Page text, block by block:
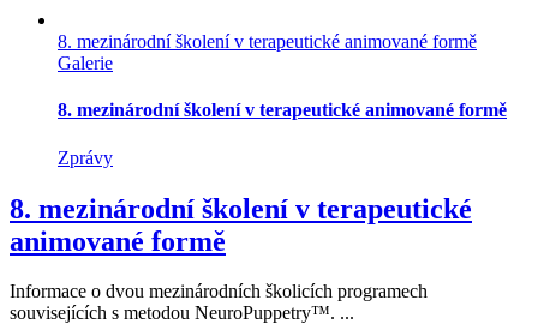
8. mezinárodní školení v terapeutické animované formě
Galerie
8. mezinárodní školení v terapeutické animované formě
Zprávy
8. mezinárodní školení v terapeutické
animované formě
Informace o dvou mezinárodních školicích programech
souvisejících s metodou NeuroPuppetry™. ...